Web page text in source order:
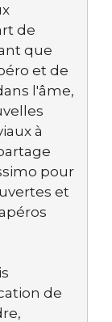
de
que
et de
l'âme,
à
pour
et
de